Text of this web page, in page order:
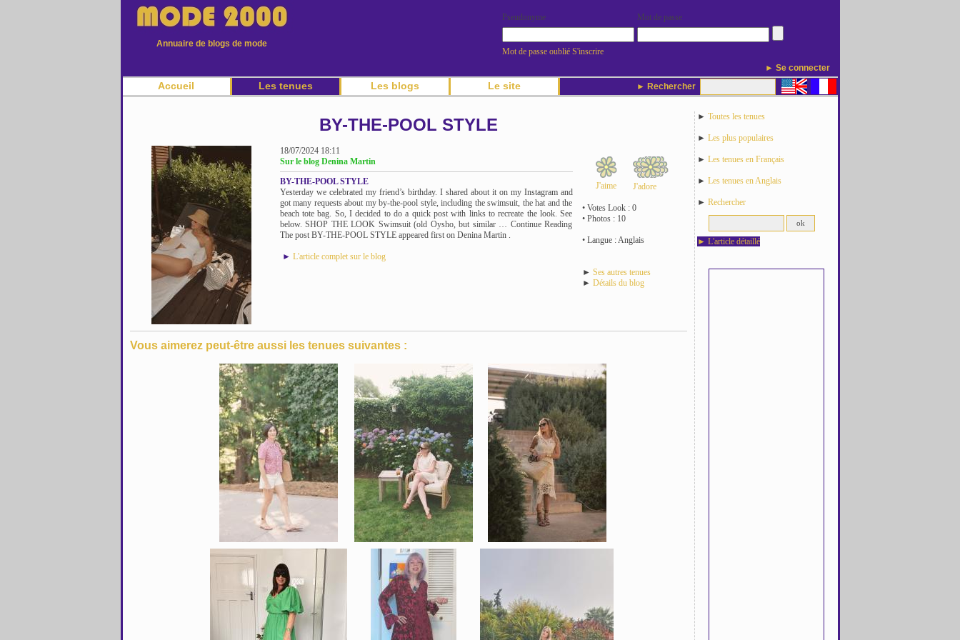
Annuaire de blogs de mode
Pseudonyme Mot de passe
Mot de passe oublié S'inscrire
► Se connecter
► Rechercher
Accueil Les tenues Les blogs Le site
BY-THE-POOL STYLE
18/07/2024 18:11
Sur le blog Denina Martin
BY-THE-POOL STYLE
Yesterday we celebrated my friend’s birthday. I shared about it on my Instagram and
got many requests about my by-the-pool style, including the swimsuit, the hat and the
beach tote bag. So, I decided to do a quick post with links to recreate the look. See
below. SHOP THE LOOK Swimsuit (old Oysho, but similar … Continue Reading
The post BY-THE-POOL STYLE appeared first on Denina Martin .
► L'article complet sur le blog
J'aime J'adore
• Votes Look : 0
• Photos : 10
• Langue : Anglais
► Ses autres tenues
► Détails du blog
Vous aimerez peut-être aussi les tenues suivantes :
► Toutes les tenues
► Les plus populaires
► Les tenues en Français
► Les tenues en Anglais
► Rechercher
► L'article détaillé